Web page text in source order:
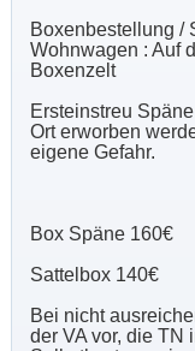
Boxenbestellung /
Wohnwagen : Auf
Boxenzelt
Ersteinstreu
Ort erworben
eigene Gefahr.
Box Späne 160€
Sattelbox 140€
Bei nicht
der VA vor, die TN